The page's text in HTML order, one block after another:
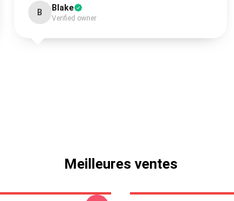
B Blake
Verified owner
Meilleures ventes